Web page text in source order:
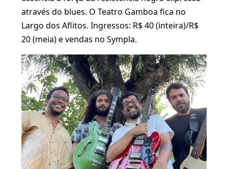
através do blues. O Teatro Gamboa fica no
Largo dos Aflitos. Ingressos: R$ 40 (inteira)/R$
20 (meia) e vendas no Sympla.